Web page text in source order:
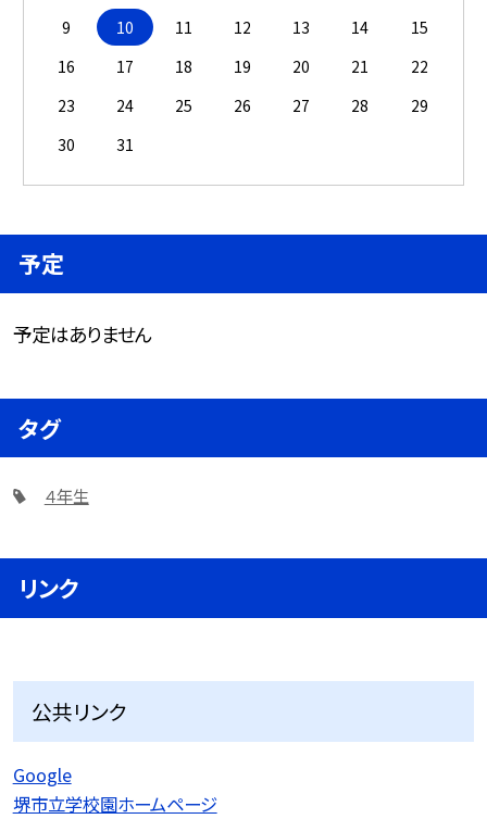
9
10 11 12 13 14
15
16
17 18 19 20 21
22
23
24 25 26 27 28
29
30
31
予定
予定はありません
タグ
４年生
リンク
公共リンク
Google
堺市立学校園ホームページ